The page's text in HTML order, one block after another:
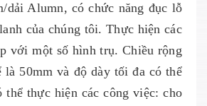
dải Alumn, có chức năng đục lỗ
của chúng tôi. Thực hiện các
với một số hình trụ. Chiều rộng
là 50mm và độ dày tối đa có thể
thể thực hiện các công việc: cho